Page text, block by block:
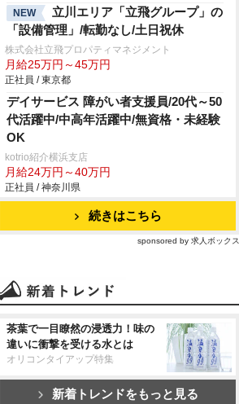
NEW
立川エリア「立飛グループ」の
「設備管理」/転勤なし/土日祝休
株式会社立飛プロパティマネジメント
月給25万円～45万円
正社員 / 東京都
デイサービス 障がい者支援員/20代～50
代活躍中/中高年活躍中/無資格・未経験
OK
kotrio紹介横浜支店
月給24万円～40万円
正社員 / 神奈川県
続きはこちら
sponsored by 求人ボックス
茶葉で一目瞭然の浸透力！味の
違いに衝撃を受ける水とは
オリコンタイアップ特集
新着トレンドをもっと見る